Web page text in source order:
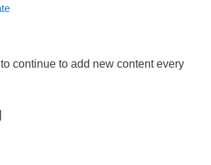
continue to add new content every